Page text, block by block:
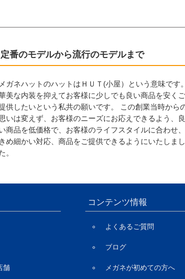
定番のモデルから流行のモデルまで
メガネハットのハットはＨＵＴ(小屋）という意味です
美な内装を抑えてお客様に少しでも良い商品を安くご
供したいという私共の願いです。 この創業当時から
いは変えず、お客様のニーズにお応えできるよう、良
商品を低価格で、お客様のライフスタイルに合わせ、
きめ細かい対応、商品をご提供できるようにいたしまし
。
舗
コンテンツ情報
よくあるご質問
ブログ
メガネが初めての方へ